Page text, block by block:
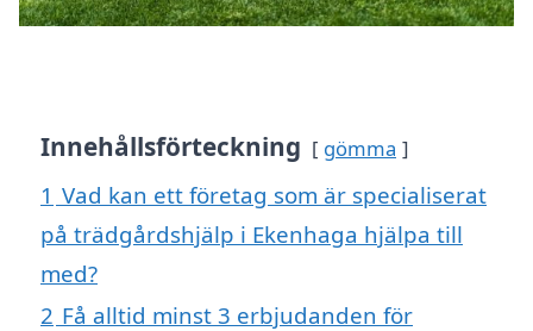
Innehållsförteckning gömma
1 Vad kan ett företag som är specialiserat
på trädgårdshjälp i Ekenhaga hjälpa till
med?
2 Få alltid minst 3 erbjudanden för